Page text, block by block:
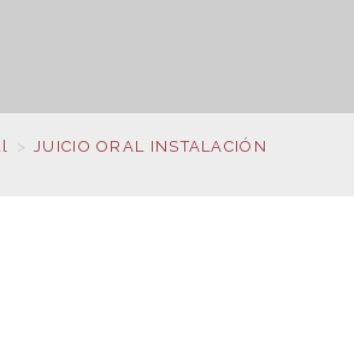
> JUICIO ORAL INSTALACIÓN